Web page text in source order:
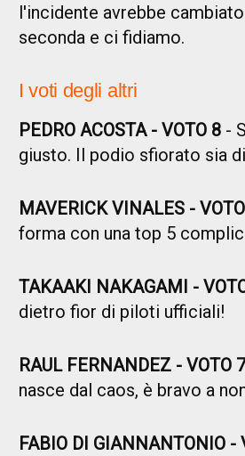
l'incidente avrebbe
seconda e ci fidiamo.
I voti degli altri
PEDRO ACOSTA - VOTO 8 -
giusto. Il podio sfiorato sia
MAVERICK VINALES -
forma con una top 5
TAKAAKI NAKAGAMI -
dietro fior di piloti ufficiali!
RAUL FERNANDEZ - VOTO
nasce dal caos, è bravo a
FABIO DI GIANNANTONIO -